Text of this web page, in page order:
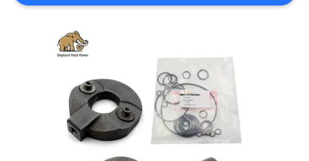
কেস
PRIVACY